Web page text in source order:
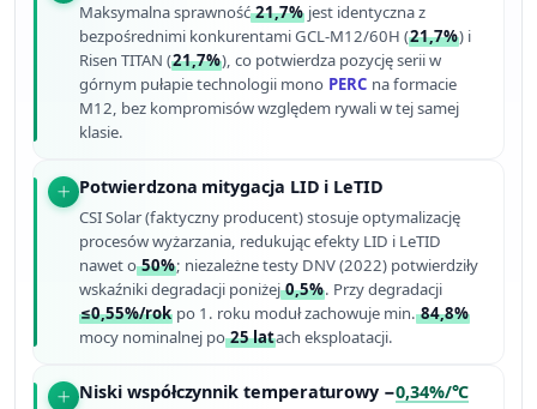
Maksymalna sprawność21,7% jest identyczna z
bezpośrednimi konkurentami GCL-M12/60H (21,7%) i
Risen TITAN (21,7%), co potwierdza pozycję serii w
górnym pułapie technologii mono PERC na formacie
M12, bez kompromisów względem rywali w tej samej
klasie.
Potwierdzona mitygacja LID i LeTID
CSI Solar (faktyczny producent) stosuje optymalizację
procesów wyżarzania, redukując efekty LID i LeTID
nawet o50%; niezależne testy DNV (2022) potwierdziły
wskaźniki degradacji poniżej0,5%. Przy degradacji
≤0,55%/rok po 1. roku moduł zachowuje min.84,8%
mocy nominalnej po25 latach eksploatacji.
Niski współczynnik temperaturowy −0,34%/°C